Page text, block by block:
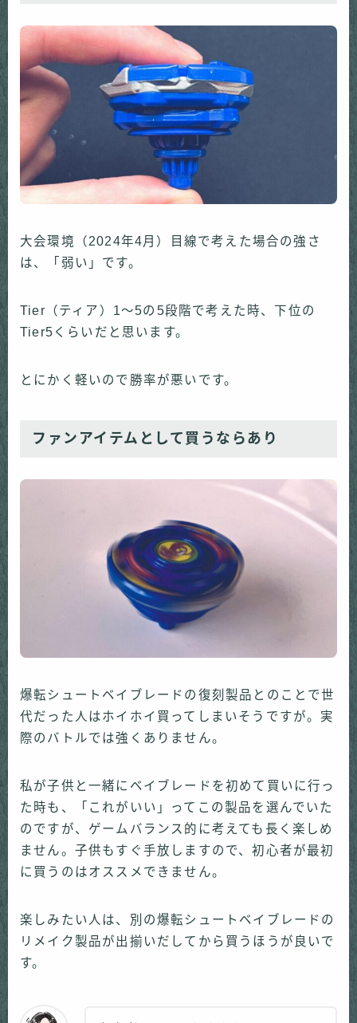
大会環境（2024年4月）目線で考えた場合の強さ
は、「弱い」です。
Tier（ティア）1〜5の5段階で考えた時、下位の
Tier5くらいだと思います。
とにかく軽いので勝率が悪いです。
ファンアイテムとして買うならあり
爆転シュートベイブレードの復刻製品とのことで世
代だった人はホイホイ買ってしまいそうですが。実
際のバトルでは強くありません。
私が子供と一緒にベイブレードを初めて買いに行っ
た時も、「これがいい」ってこの製品を選んでいた
のですが、ゲームバランス的に考えても長く楽しめ
ません。子供もすぐ手放しますので、初心者が最初
に買うのはオススメできません。
楽しみたい人は、別の爆転シュートベイブレードの
リメイク製品が出揃いだしてから買うほうが良いで
す。